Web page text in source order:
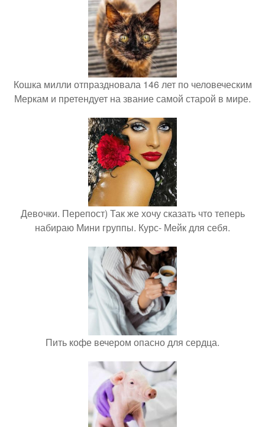
Кошка милли отпраздновала 146 лет по человеческим
Меркам и претендует на звание самой старой в мире.
Девочки. Перепост) Так же хочу сказать что теперь
набираю Мини группы. Курс- Мейк для себя.
Пить кофе вечером опасно для сердца.